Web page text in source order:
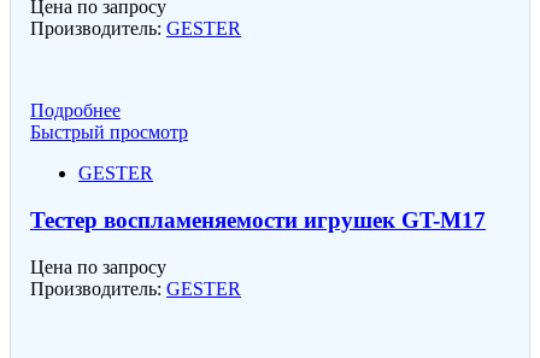
Цена по запросу
Производитель: GESTER
Подробнее
Быстрый просмотр
GESTER
Тестер воспламеняемости игрушек GT-M17
Цена по запросу
Производитель: GESTER